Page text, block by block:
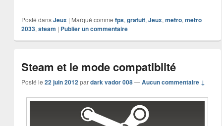
Posté dans Jeux | Marqué comme fps, gratuit, Jeux, metro, metro
2033, steam | Publier un commentaire
Steam et le mode compatiblité
Posté le 22 juin 2012 pardark vador 008 —Aucun commentaire ↓